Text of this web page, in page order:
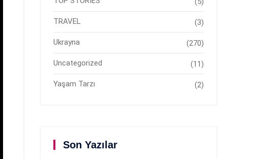
TRAVEL (3)
Ukrayna (270)
Uncategorized (11)
Yaşam Tarzı (2)
Son Yazılar